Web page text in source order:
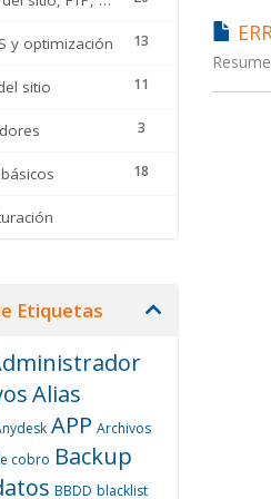
13
y optimización
11
sitio
3
18
Etiquetas
Alias
APP Archivos
cobro Backup
BBDD blacklist